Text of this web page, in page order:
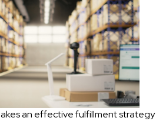
an effective fulfillment strategy